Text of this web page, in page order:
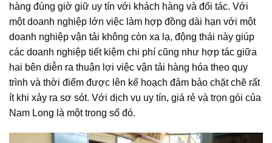
hàng đúng giờ giữ uy tín với khách hàng và đối tác. Với
một doanh nghiệp lớn việc làm hợp đồng dài hạn với một
doanh nghiệp vận tải không còn xa lạ, động thái này giúp
các doanh nghiệp tiết kiệm chi phí cũng như hợp tác giữa
hai bên diễn ra thuận lợi việc vận tải hàng hóa theo quy
trình và thời điểm được lên kế hoạch đảm bảo chặt chẽ rất
ít khi xảy ra sơ sót. Với dịch vụ uy tín, giá rẻ và trọn gói của
Nam Long là một trong số đó.